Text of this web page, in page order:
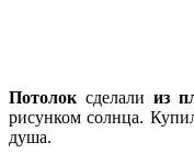
Потолок сделали из
рисунком солнца.
душа.